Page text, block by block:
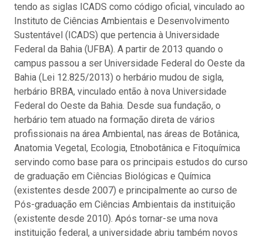
tendo as siglas ICADS como código oficial, vinculado ao
Instituto de Ciências Ambientais e Desenvolvimento
Sustentável (ICADS) que pertencia à Universidade
Federal da Bahia (UFBA). A partir de 2013 quando o
campus passou a ser Universidade Federal do Oeste da
Bahia (Lei 12.825/2013) o herbário mudou de sigla,
herbário BRBA, vinculado então à nova Universidade
Federal do Oeste da Bahia. Desde sua fundação, o
herbário tem atuado na formação direta de vários
profissionais na área Ambiental, nas áreas de Botânica,
Anatomia Vegetal, Ecologia, Etnobotânica e Fitoquímica
servindo como base para os principais estudos do curso
de graduação em Ciências Biológicas e Química
(existentes desde 2007) e principalmente ao curso de
Pós-graduação em Ciências Ambientais da instituição
(existente desde 2010). Após tornar-se uma nova
instituição federal, a universidade abriu também novos